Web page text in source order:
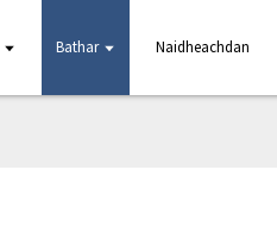
Bathar Naidheachdan